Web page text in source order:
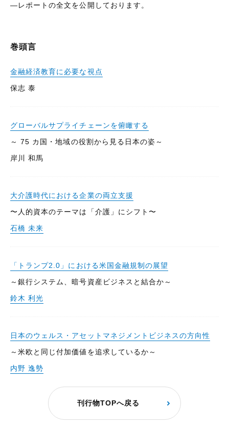
—レポートの全文を公開しております。
巻頭言
金融経済教育に必要な視点
保志 泰
グローバルサプライチェーンを俯瞰する
～ 75 カ国・地域の役割から見る日本の姿～
岸川 和馬
大介護時代における企業の両立支援
〜人的資本のテーマは「介護」にシフト〜
石橋 未来
「トランプ2.0」における米国金融規制の展望
～銀行システム、暗号資産ビジネスと結合か～
鈴木 利光
日本のウェルス・アセットマネジメントビジネスの方向性
～米欧と同じ付加価値を追求しているか～
内野 逸勢
刊行物TOPへ戻る